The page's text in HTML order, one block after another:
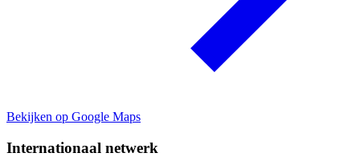
Bekijken op Google Maps
Internationaal netwerk